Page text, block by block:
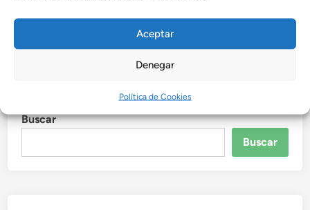
Aceptar
Denegar
Política de Cookies
cuidar tu corazón, tu digestión y tu salud general.
porAdmin • octubre 5, 2025
Buscar
Buscar